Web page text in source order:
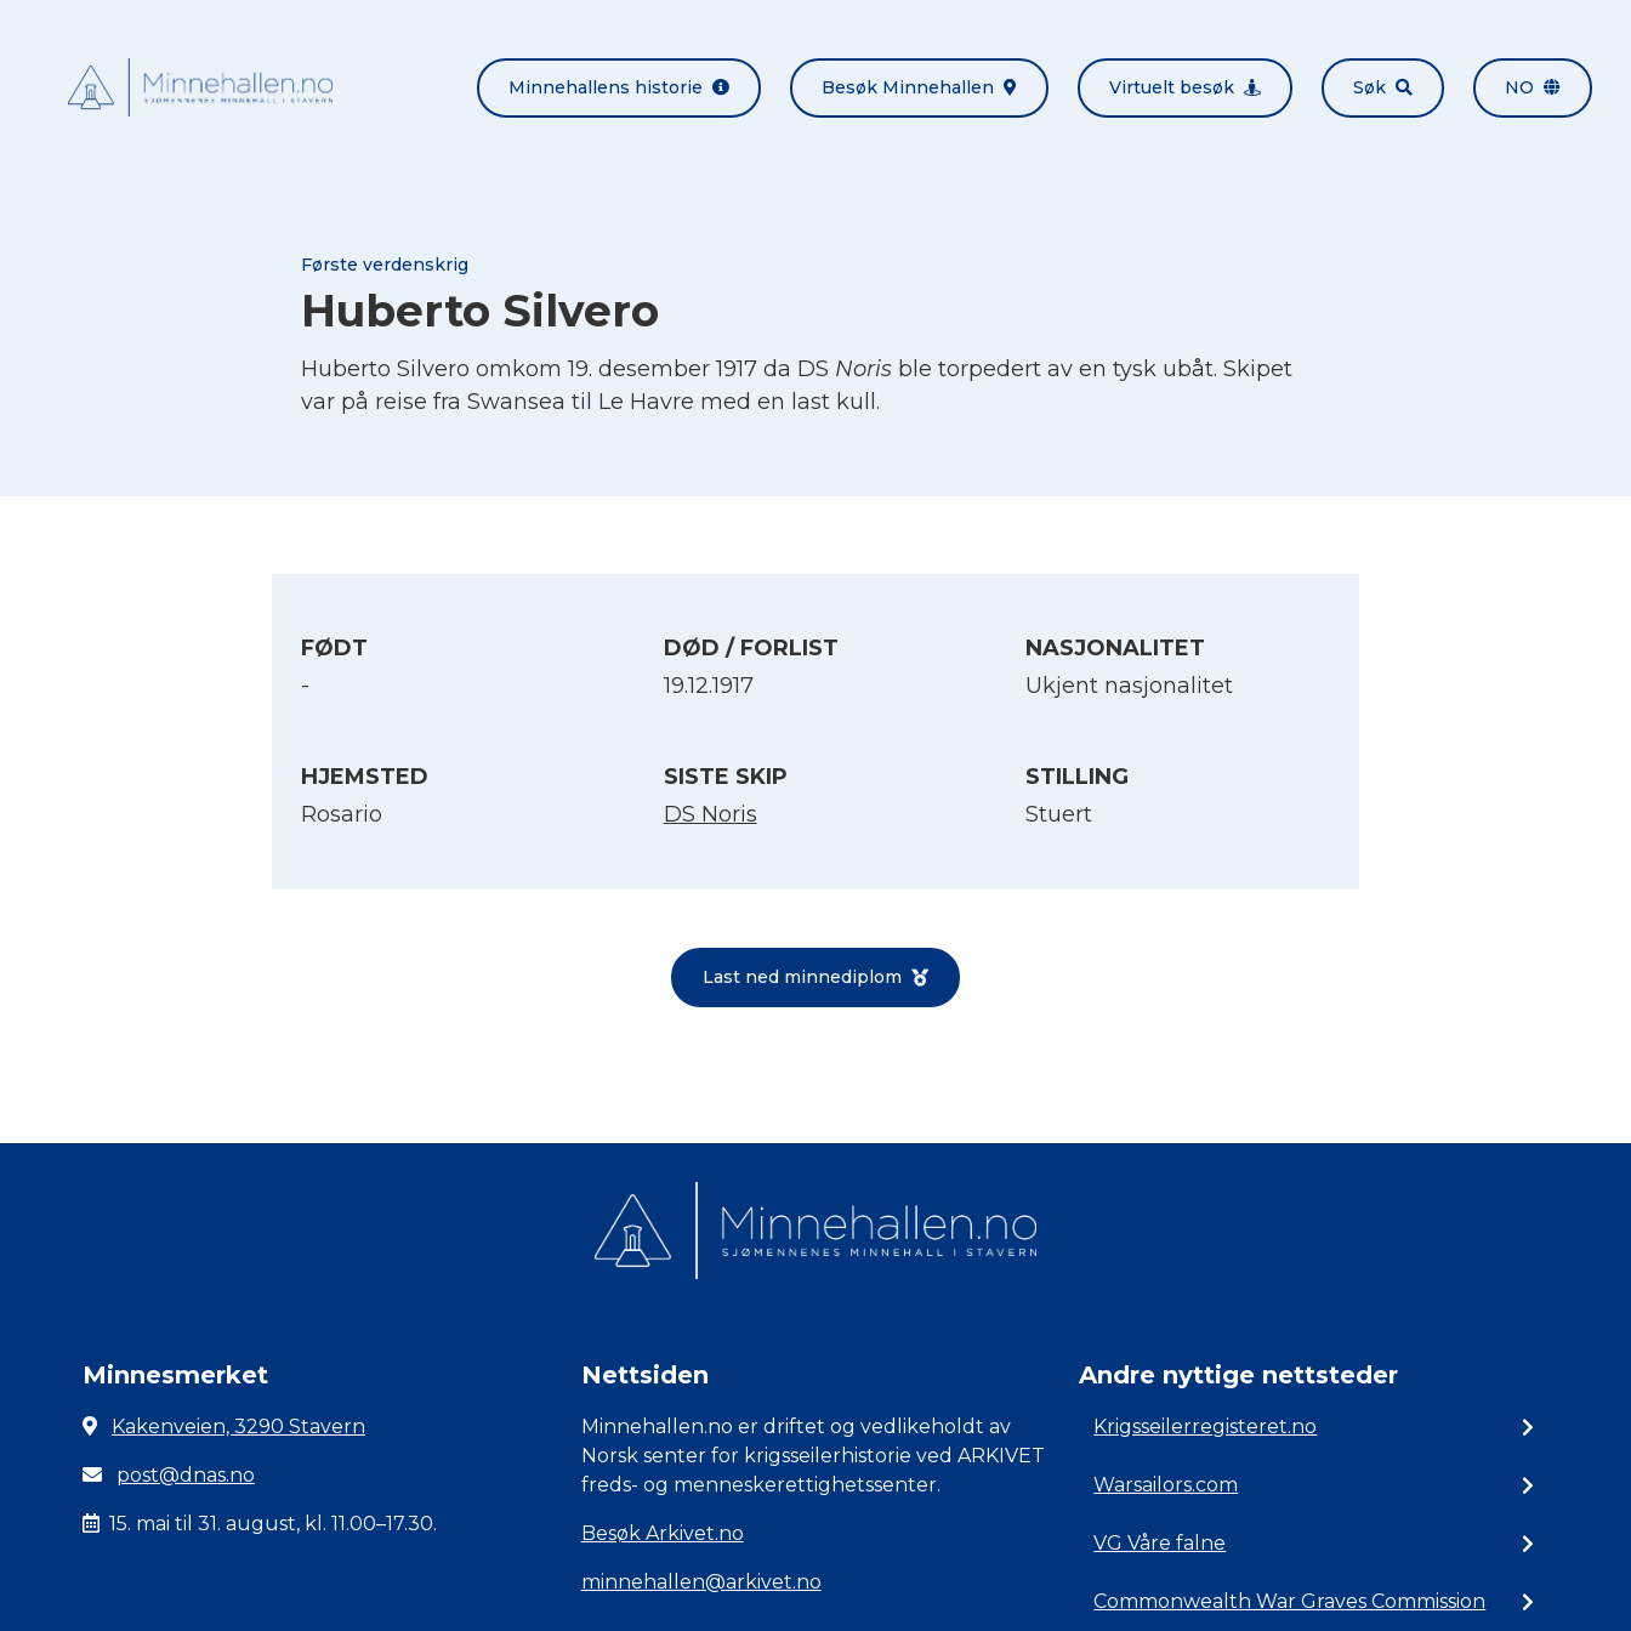
Minnehallens historie Besøk Minnehallen Virtuelt besøk Søk NO
Første verdenskrig
Huberto Silvero
Huberto Silvero omkom 19. desember 1917 da DS Noris ble torpedert av en tysk ubåt. Skipet
var på reise fra Swansea til Le Havre med en last kull.
FØDT
-
DØD / FORLIST
19.12.1917
NASJONALITET
Ukjent nasjonalitet
HJEMSTED
Rosario
SISTE SKIP
DS Noris
STILLING
Stuert
Last ned minnediplom
Minnesmerket
Kakenveien, 3290 Stavern
post@dnas.no
15. mai til 31. august, kl. 11.00–17.30.
Nettsiden
Minnehallen.no er driftet og vedlikeholdt av
Norsk senter for krigsseilerhistorie ved ARKIVET
freds- og menneskerettighetssenter.
Besøk Arkivet.no
minnehallen@arkivet.no
Andre nyttige nettsteder
Krigsseilerregisteret.no
Warsailors.com
VG Våre falne
Commonwealth War Graves Commission
Norsk bokmål